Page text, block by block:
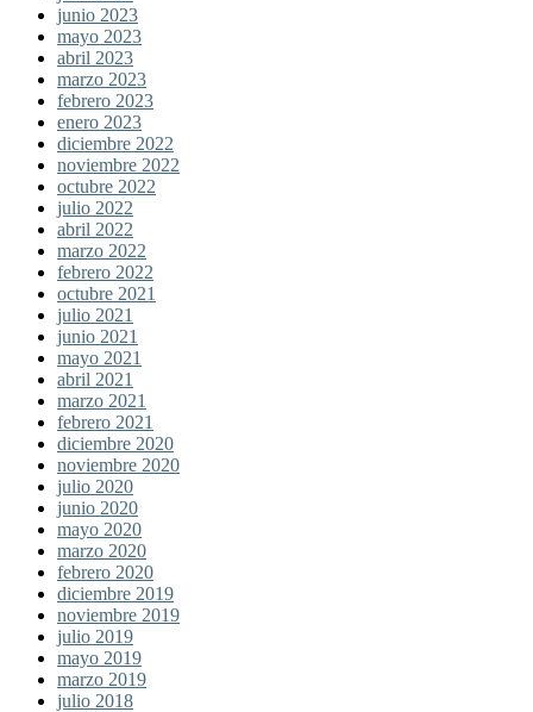
junio 2023
mayo 2023
abril 2023
marzo 2023
febrero 2023
enero 2023
diciembre 2022
noviembre 2022
octubre 2022
julio 2022
abril 2022
marzo 2022
febrero 2022
octubre 2021
julio 2021
junio 2021
mayo 2021
abril 2021
marzo 2021
febrero 2021
diciembre 2020
noviembre 2020
julio 2020
junio 2020
mayo 2020
marzo 2020
febrero 2020
diciembre 2019
noviembre 2019
julio 2019
mayo 2019
marzo 2019
julio 2018